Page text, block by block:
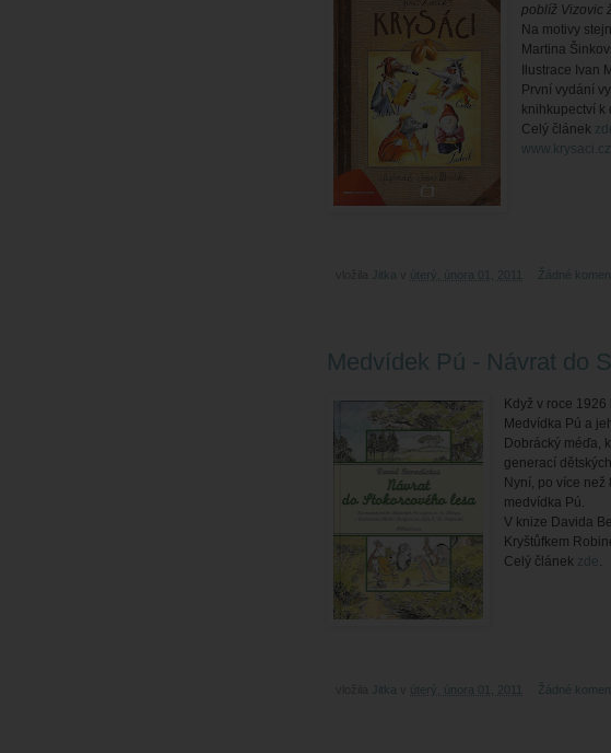
poblíž Vizovic
Na motivy
Martina
Ilustrace Ivan
První vydání
knihkupectví k
Celý článek
www.krysaci.cz
Jitka úterý, února 01, 2011 Žádné
Medvídek Pú - Návrat do
Když v roce
Medvídka Pú a
Dobrácký méďa,
generací
Nyní, po více
medvídka Pú.
V knize Davida
Kryštůfkem
Celý článek zde.
Jitka úterý, února 01, 2011 Žádné